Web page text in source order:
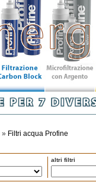
» Filtri acqua Profine
altri filtri